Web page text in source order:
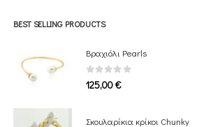
BEST SELLING PRODUCTS
Βραχιόλι Pearls
0out of 5
125,00€
Σκουλαρίκια κρίκοι Chunky